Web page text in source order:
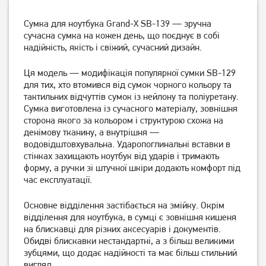
Сумка для ноутбука Grand-
X 15.6" Dark Grey (SB-139D)
629
Сумка для ноутбука Grand-
X 15.6" Grey (SB-149G)
749
Рюкзак для ноутбука
Сумка для ноутбука Grand-X SB-139 — зручна
сучасна сумка на кожен день, що поєднує в собі
надійність, якість і свіжий, сучасний дизайн.
Ця модель — модифікація популярної сумки SB-129
для тих, хто втомився від сумок чорного кольору та
тактильних відчуттів сумок із нейлону та поліуретану.
Сумка виготовлена із сучасного матеріалу, зовнішня
сторона якого за кольором і структурою схожа на
денімову тканину, а внутрішня —
водовідштовхувальна. Ударопоглинальні вставки в
стінках захищають ноутбук від ударів і тримають
форму, а ручки зі штучної шкіри додають комфорт під
час експлуатації.
Основне відділення застібається на змійку. Окрім
відділення для ноутбука, в сумці є зовнішня кишеня
на блискавці для різних аксесуарів і документів.
Обидві блискавки нестандартні, а з більш великими
зубцями, що додає надійності та має більш стильний